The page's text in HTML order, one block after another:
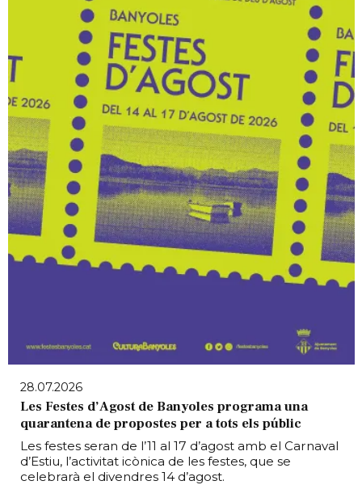
28.07.2026
Les Festes d’Agost de Banyoles programa una
quarantena de propostes per a tots els públic
Les festes seran de l’11 al 17 d’agost amb el Carnaval
d’Estiu, l’activitat icònica de les festes, que se
celebrarà el divendres 14 d’agost.